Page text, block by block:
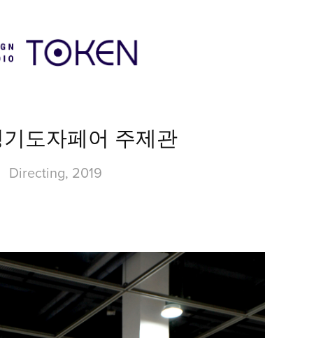
도자페어 주제관
Directing, 2019